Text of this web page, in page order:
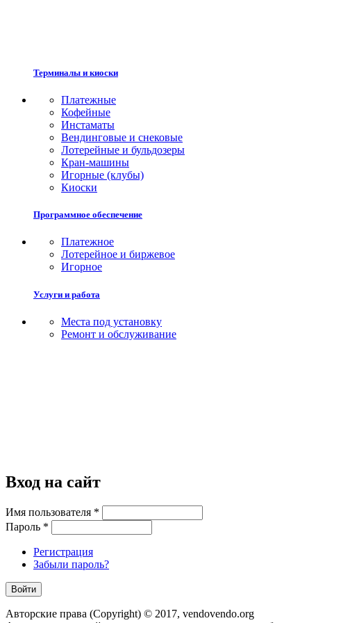
Терминалы и киоски
Платежные
Кофейные
Инстаматы
Вендинговые и снековые
Лотерейные и бульдозеры
Кран-машины
Игорные (клубы)
Киоски
Программное обеспечение
Платежное
Лотерейное и биржевое
Игорное
Услуги и работа
Места под установку
Ремонт и обслуживание
Вход на сайт
Имя пользователя *
Пароль *
Регистрация
Забыли пароль?
Авторские права (Copyright) © 2017, vendovendo.org